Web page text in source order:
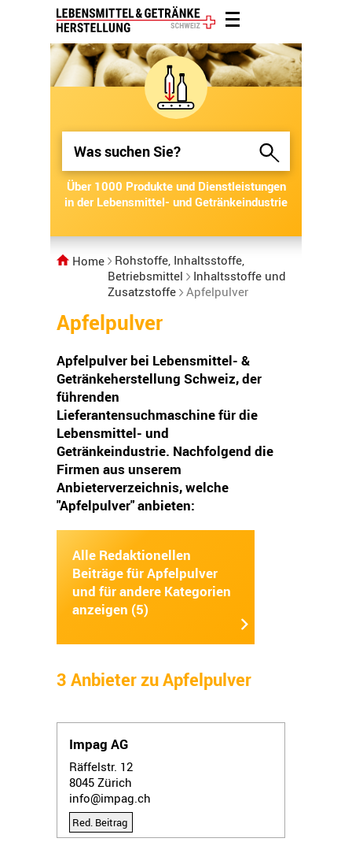
Über 1000 Produkte und Dienstleistungen
in der Lebensmittel- und Getränkeindustrie
Über 1000 Produkte und Dienstleistungen
in der Lebensmittel- und Getränkeindustrie
Home
Rohstoffe, Inhaltsstoffe,
Betriebsmittel
Inhaltsstoffe und
Zusatzstoffe Apfelpulver
Apfelpulver
Apfelpulver bei Lebensmittel- &
Getränkeherstellung Schweiz, der
führenden
Lieferantensuchmaschine für die
Lebensmittel- und
Getränkeindustrie. Nachfolgend die
Firmen aus unserem
Anbieterverzeichnis, welche
"Apfelpulver" anbieten:
Alle Redaktionellen
Beiträge für Apfelpulver
und für andere Kategorien
anzeigen (5)
3 Anbieter zu Apfelpulver
Impag AG
Räffelstr. 12
8045 Zürich
info@impag.ch
Red. Beitrag